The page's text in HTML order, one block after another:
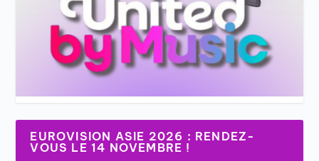
EUROVISION ASIE 2026 : RENDEZ-
VOUS LE 14 NOVEMBRE !